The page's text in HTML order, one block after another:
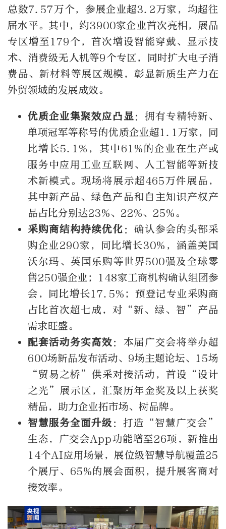
总数7.57万个，参展企业超3.2万家，均超往
届水平。其中，约3900家企业首次亮相，展品
专区增至179个，首次增设智能穿戴、显示技
术、消费级无人机等9个专区，同时扩大电子消
费品、新材料等展区规模，彰显新质生产力在
外贸领域的发展成效。
优质企业集聚效应凸显：拥有专精特新、
单项冠军等称号的优质企业超1.1万家，同
比增长5.1%，其中61%的企业在生产或
服务中应用工业互联网、人工智能等新技
术新模式。现场将展示超465万件展品，
其中新产品、绿色产品和自主知识产权产
品占比分别达23%、22%、25%。
采购商结构持续优化 ：确认参会的头部采
购企业290家，同比增长30%，涵盖美国
沃尔玛、英国乐购等世界500强及全球零
售250强企业；148家工商机构确认组团参
会，同比增长17.5%；预登记专业采购商
占比首次超七成，对“新、绿、智”产品
需求旺盛。
配套活动务实高效：本届广交会将举办超
600场新品发布活动、9场主题论坛、15场
“贸易之桥”供采对接活动，首设“设计
之光”展示区，汇聚历年金奖及以上获奖
精品，助力企业拓市场、树品牌。
智慧服务全面升级 ：打造“智慧广交会”
生态，广交会App功能增至26项，新推出
14个AI应用场景，展位级智慧导航覆盖25
个展厅、65%的展会面积，提升展客商对
接效率。